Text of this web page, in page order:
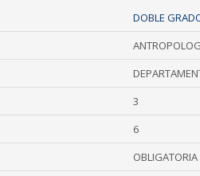
DOBLE
3
6
OBLIGATORIA